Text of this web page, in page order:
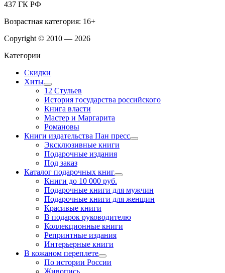
437 ГК РФ
Возрастная категория: 16+
Copyright © 2010 — 2026
Категории
Скидки
Хиты
12 Стульев
История государства российского
Книга власти
Мастер и Маргарита
Романовы
Книги издательства Пан пресс
Эксклюзивные книги
Подарочные издания
Под заказ
Каталог подарочных книг
Книги до 10 000 руб.
Подарочные книги для мужчин
Подарочные книги для женщин
Красивые книги
В подарок руководителю
Коллекционные книги
Репринтные издания
Интерьерные книги
В кожаном переплете
По истории России
Живопись